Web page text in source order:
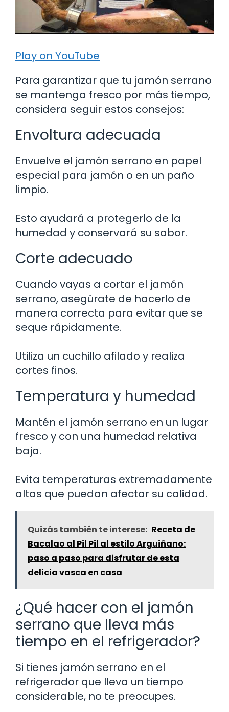
Play on YouTube
Para garantizar que tu jamón serrano
se mantenga fresco por más tiempo,
considera seguir estos consejos:
Envoltura adecuada
Envuelve el jamón serrano en papel
especial para jamón o en un paño
limpio.
Esto ayudará a protegerlo de la
humedad y conservará su sabor.
Corte adecuado
Cuando vayas a cortar el jamón
serrano, asegúrate de hacerlo de
manera correcta para evitar que se
seque rápidamente.
Utiliza un cuchillo afilado y realiza
cortes finos.
Temperatura y humedad
Mantén el jamón serrano en un lugar
fresco y con una humedad relativa
baja.
Evita temperaturas extremadamente
altas que puedan afectar su calidad.
Quizás también te interese: Receta de
Bacalao al Pil Pil al estilo Arguiñano:
paso a paso para disfrutar de esta
delicia vasca en casa
¿Qué hacer con el jamón
serrano que lleva más
tiempo en el refrigerador?
Si tienes jamón serrano en el
refrigerador que lleva un tiempo
considerable, no te preocupes.